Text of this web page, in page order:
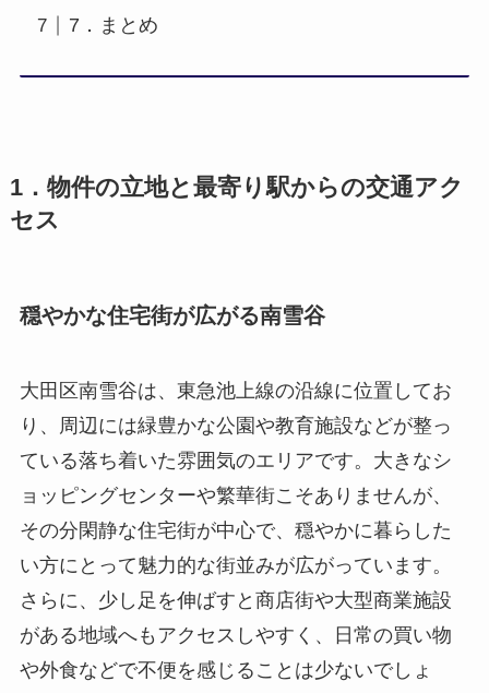
7．まとめ
1．物件の立地と最寄り駅からの交通アク
セス
穏やかな住宅街が広がる南雪谷
大田区南雪谷は、東急池上線の沿線に位置してお
り、周辺には緑豊かな公園や教育施設などが整っ
ている落ち着いた雰囲気のエリアです。大きなシ
ョッピングセンターや繁華街こそありませんが、
その分閑静な住宅街が中心で、穏やかに暮らした
い方にとって魅力的な街並みが広がっています。
さらに、少し足を伸ばすと商店街や大型商業施設
がある地域へもアクセスしやすく、日常の買い物
や外食などで不便を感じることは少ないでしょ